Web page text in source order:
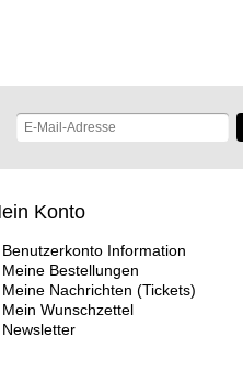
Konto
Benutzerkonto Information
Meine Bestellungen
Meine Nachrichten (Tickets)
Mein Wunschzettel
Newsletter